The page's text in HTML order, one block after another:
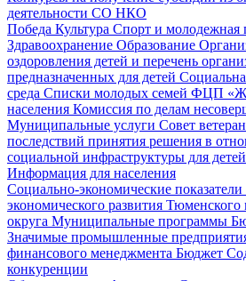
деятельности СО НКО
Победа Культура Спорт и молодежная
Здравоохранение Образование
оздоровления детей и перечень
предназначенных для детей
среда Списки молодых семей ФЦП
населения Комиссия по делам
Муниципальные услуги Совет
последствий принятия решения в
социальной инфраструктуры для детей
Информация для населения
Социально-экономические показатели
экономического развития
округа Муниципальные программы
Значимые промышленные
финансового менеджмента Бюджет
конкуренции